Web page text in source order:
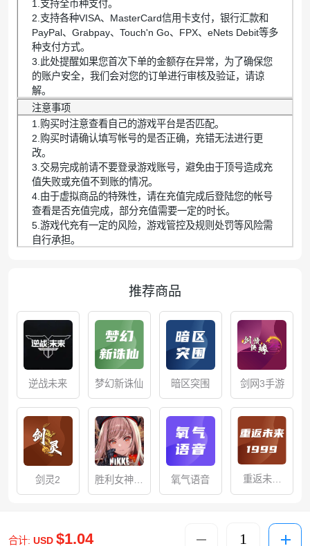
1.支持全币种支付。
2.支持各种VISA、MasterCard信用卡支付，银行汇款和
PayPal、Grabpay、Touch'n Go、FPX、eNets Debit等多
种支付方式。
3.此处提醒如果您首次下单的金额存在异常，为了确保您
的账户安全，我们会对您的订单进行审核及验证，请谅
解。
注意事项
1.购买时注意查看自己的游戏平台是否匹配。
2.购买时请确认填写帐号的是否正确，充错无法进行更
改。
3.交易完成前请不要登录游戏账号，避免由于顶号造成充
值失败或充值不到账的情况。
4.由于虚拟商品的特殊性，请在充值完成后登陆您的帐号
查看是否充值完成，部分充值需要一定的时长。
5.游戏代充有一定的风险，游戏管控及规则处罚等风险需
自行承担。
推荐商品
逆战未来 梦幻新诛仙 暗区突围 剑网3手游
剑灵2
胜利女神：
新的希望
氧气语音
重返未来
合计: USD $1.04